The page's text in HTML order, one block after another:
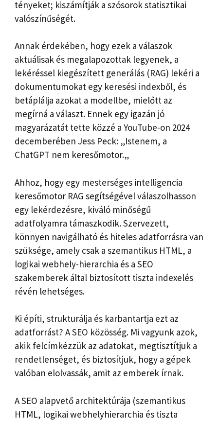
tényeket; kiszámítják a szósorok statisztikai
valószínűségét.
Annak érdekében, hogy ezek a válaszok
aktuálisak és megalapozottak legyenek, a
lekéréssel kiegészített generálás (RAG) lekéri a
dokumentumokat egy keresési indexből, és
betáplálja azokat a modellbe, mielőtt az
megírná a választ. Ennek egy igazán jó
magyarázatát tette közzé a YouTube-on 2024
decemberében Jess Peck: „Istenem, a
ChatGPT nem keresőmotor.„
Ahhoz, hogy egy mesterséges intelligencia
keresőmotor RAG segítségével válaszolhasson
egy lekérdezésre, kiváló minőségű
adatfolyamra támaszkodik. Szervezett,
könnyen navigálható és hiteles adatforrásra van
szüksége, amely csak a szemantikus HTML, a
logikai webhely-hierarchia és a SEO
szakemberek által biztosított tiszta indexelés
révén lehetséges.
Ki építi, strukturálja és karbantartja ezt az
adatforrást? A SEO közösség. Mi vagyunk azok,
akik felcímkézzük az adatokat, megtisztítjuk a
rendetlenséget, és biztosítjuk, hogy a gépek
valóban elolvassák, amit az emberek írnak.
A SEO alapvető architektúrája (szemantikus
HTML, logikai webhelyhierarchia és tiszta